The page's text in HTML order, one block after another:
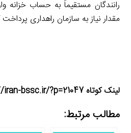
رانندگان مستقیماً به حساب
مقدار نیاز به سازمان راهداری
لینک کوتاه https://iran-bssc.ir/?p=21047
مطالب مرتبط: